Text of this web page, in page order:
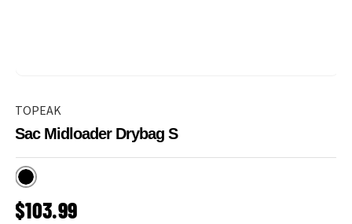
TOPEAK
Sac Midloader Drybag S
Noir
PRIX HABITUEL
$103.99